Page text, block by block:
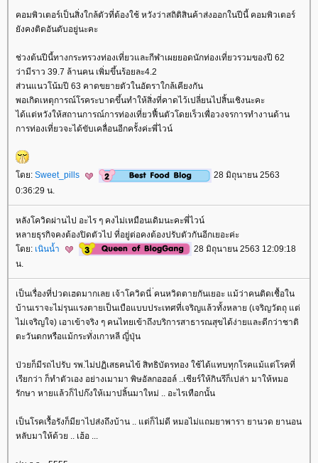
คอมพิวเตอร์เป็นสิ่งใกล้ตัวที่ต้องใช้ หวังว่าสถิติสินค้าส่งออกในปีนี้ คอมพิวเตอร์
ังคงติดอันดับอยู่นะคะ
ช่วงต้นปีนี้ทางกระทรวงท่องเที่ยวและกีฬาเผยยอดนักท่องเที่ยวรวมของปี 62
ว่ามีราว 39.7 ล้านคน เพิ่มขึ้นร้อยละ4.2
ส่วนแนวโน้มปี 63 คาดขยายตัวในอัตราใกล้เคียงกัน
พอเกิดเหตุการณ์โรคระบาดขึ้นทำให้สิ่งที่คาดไว้เปลี่ยนไปสิ้นเชิงนะคะ
ได้แต่หวังให้สถานการณ์การท่องเที่ยวฟื้นตัวโดยเร็วเพื่อวงจรการทำงานด้าน
การท่องเที่ยวจะได้ขับเคลื่อนอีกครั้งค่ะพี่ไวน์
ดย: Sweet_pills
28 มิถุนายน 2563
0:36:29 น.
หลังโควิดผ่านไป อะไร ๆ คงไม่เหมือนเดิมนะคะพี่ไวน์
หลายธุรกิจคงต้องปิดตัวไป ที่อยู่ต่อคงต้องปรับตัวกันอีกเยอะค่ะ
ดย: เนินน้ำ
28 มิถุนายน 2563 12:09:18
น.
เป็นเรื่องที่ปวดเฮดมากเลย เจ้าโควิดนี่ ่คนหวิดตายกันเยอะ แม้ว่าคนติดเชื้อใน
บ้านเราจะไม่รุนแรงตายเป็นเบือแบบประเทศที่เจริญแล้วทั้งหลาย (เจริญวัตถุ แต่
ไม่เจริญใจ) เอาเข้าจริง ๆ คนไทยเข้าถึงบริการสาธารณสุขได้ง่ายและดีกว่าชาติ
ตะวันตกหรือแม้กระทั่งเกาหลี ญี่ปุ่น
ป่วยก็มีรถไปรับ รพ.ไม่ปฏิเสธคนไข้ สิทธิบัตรทอง ใช้ได้แทบทุกโรคแม้แต่โรคที่
เรียกว่า ก็ทำตัวเอง อย่างเมามา พิษอัลกอฮอล์ ..เชียร์ให้กินรึก็เปล่า มาให้หมอ
รักษา หายแล้วก็ไปก๊งให้เมาปลิ้นมาใหม่ .. อะไรเทือกนั้น
เป็นโรคเรื้อรังก็มียาไปส่งถึงบ้าน .. แต่ก็ไม่ดี หมอไม่แถมยาพารา ยานวด ยานอน
หลับมาให้ด้วย .. เฮ้อ ...